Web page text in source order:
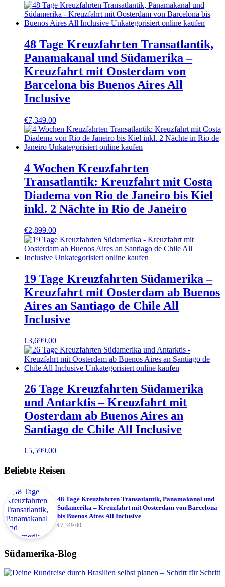
48 Tage Kreuzfahrten Transatlantik,
Panamakanal und Südamerika –
Kreuzfahrt mit Oosterdam von
Barcelona bis Buenos Aires All
Inclusive
€7,349.00
4 Wochen Kreuzfahrten
Transatlantik: Kreuzfahrt mit Costa
Diadema von Rio de Janeiro bis Kiel
inkl. 2 Nächte in Rio de Janeiro
€2,899.00
19 Tage Kreuzfahrten Südamerika –
Kreuzfahrt mit Oosterdam ab Buenos
Aires an Santiago de Chile All
Inclusive
€3,699.00
26 Tage Kreuzfahrten Südamerika
und Antarktis – Kreuzfahrt mit
Oosterdam ab Buenos Aires an
Santiago de Chile All Inclusive
€5,599.00
Beliebte Reisen
48 Tage Kreuzfahrten Transatlantik, Panamakanal und
Südamerika – Kreuzfahrt mit Oosterdam von Barcelona
bis Buenos Aires All Inclusive
€7,349.00
Südamerika-Blog